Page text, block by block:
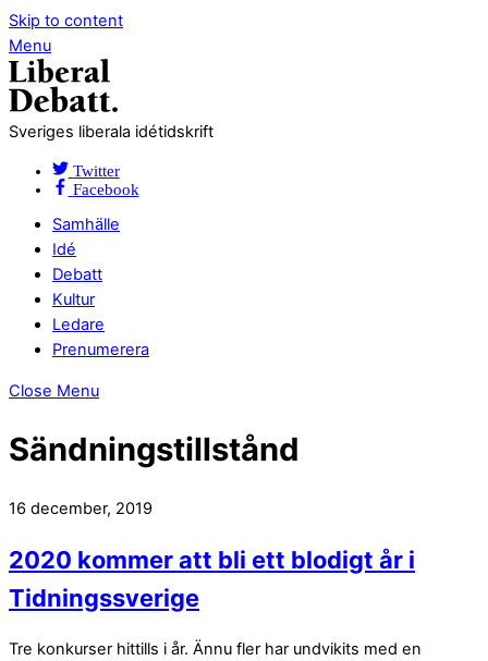
Skip to content
Menu
Sveriges liberala idétidskrift
Twitter
Facebook
Samhälle
Idé
Debatt
Kultur
Ledare
Prenumerera
Close Menu
Sändningstillstånd
16 december, 2019
2020 kommer att bli ett blodigt år i
Tidningssverige
Tre konkurser hittills i år. Ännu fler har undvikits med en